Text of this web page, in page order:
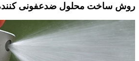
روش ساخت محلول ضدعفونی